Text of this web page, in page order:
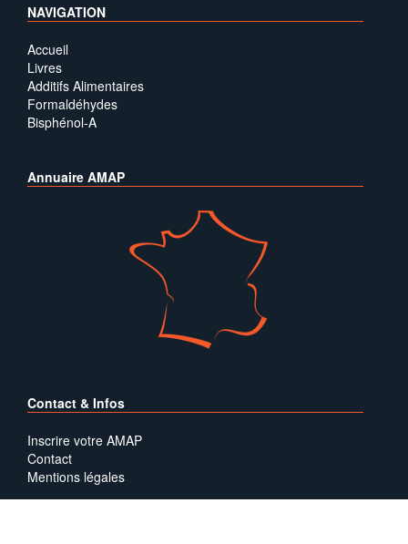
NAVIGATION
Accueil
Livres
Additifs Alimentaires
Formaldéhydes
Bisphénol-A
Annuaire AMAP
Contact & Infos
Inscrire votre AMAP
Contact
Mentions légales